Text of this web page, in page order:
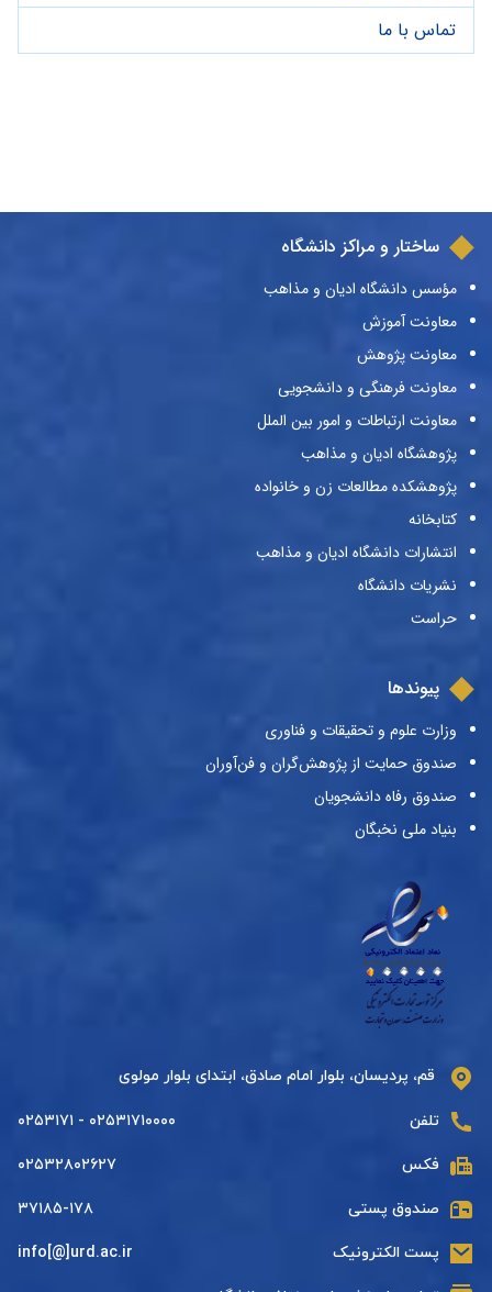
تماس با ما
ساختار و مراکز دانشگاه
مؤسس دانشگاه ادیان و مذاهب
معاونت آموزش
معاونت پژوهش
معاونت فرهنگی و دانشجویی
معاونت ارتباطات و امور بین الملل
پژوهشگاه ادیان و مذاهب
پژوهشکده مطالعات زن و خانواده
کتابخانه
انتشارات دانشگاه ادیان و مذاهب
نشریات دانشگاه
حراست
پیوندها
وزارت علوم و تحقیقات و فناوری
صندوق حمایت از پژوهش‌گران و فن‌آوران
صندوق رفاه دانشجویان
بنیاد ملی نخبگان
قم، پردیسان، بلوار امام صادق، ابتدای بلوار مولوی
تلفن ۰۲۵۳۱۷۱۰۰۰۰ - ۰۲۵۳۱۷۱
فکس ۰۲۵۳۲۸۰۲۶۲۷
صندوق پستی ۳۷۱۸۵-۱۷۸
پست الکترونیک info[@]urd.ac.ir